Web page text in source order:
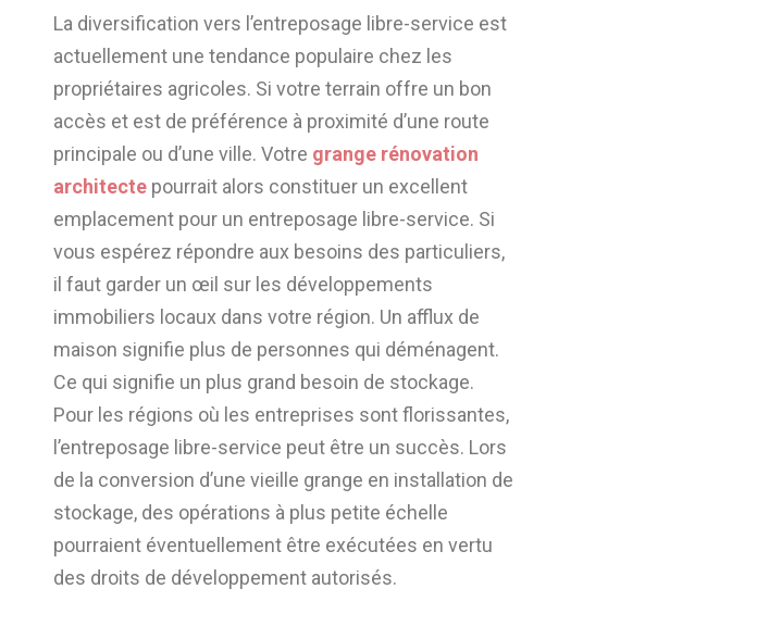
La diversification vers l’entreposage libre-service est
actuellement une tendance populaire chez les
propriétaires agricoles. Si votre terrain offre un bon
accès et est de préférence à proximité d’une route
principale ou d’une ville. Votre grange rénovation
architecte pourrait alors constituer un excellent
emplacement pour un entreposage libre-service. Si
vous espérez répondre aux besoins des particuliers,
il faut garder un œil sur les développements
immobiliers locaux dans votre région. Un afflux de
maison signifie plus de personnes qui déménagent.
Ce qui signifie un plus grand besoin de stockage.
Pour les régions où les entreprises sont florissantes,
l’entreposage libre-service peut être un succès. Lors
de la conversion d’une vieille grange en installation de
stockage, des opérations à plus petite échelle
pourraient éventuellement être exécutées en vertu
des droits de développement autorisés.